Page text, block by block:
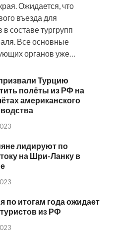
Ожидается, что
въезда для
составе тургрупп
Все основные
органов уже…
Турцию
полёты из РФ на
американского
лидируют по
на Шри-Ланку в
по итогам года ожидает
из РФ